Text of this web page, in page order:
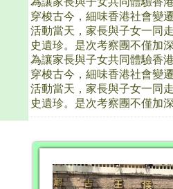
穿梭古今，細味香港社會變
活動當天，家長與子女一同
史遺珍。是次考察團不僅加
為讓家長與子女共同體驗香
穿梭古今，細味香港社會變
活動當天，家長與子女一同
史遺珍。是次考察團不僅加